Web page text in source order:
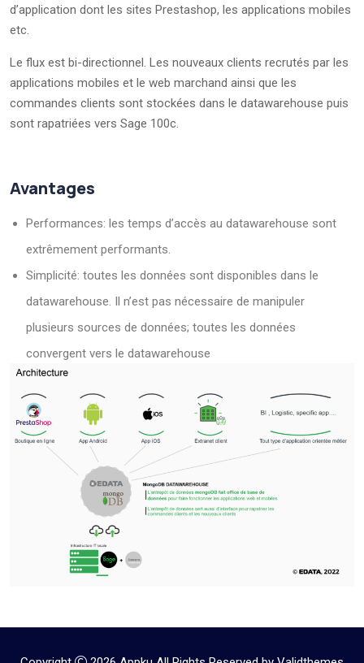
d’application dont les sites Prestashop, les applications mobiles
etc.
Le flux est bi-directionnel. Les nouveaux clients recrutés par les
applications mobiles et le web marchand ainsi que les
commandes clients sont stockées dans le datawarehouse puis
sont rapatriées vers Sage 100c.
Avantages
Performances: les temps d’accès au datawarehouse sont
extrêmement performants.
Simplicité: toutes les données sont disponibles dans le
datawarehouse. Il n’est pas nécessaire de manipuler
plusieurs sources de données; toutes les données
convergent vers le datawarehouse